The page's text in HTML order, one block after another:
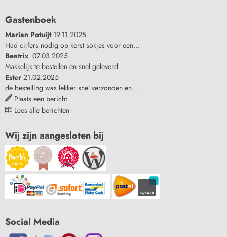
Gastenboek
Marian Potuijt 19.11.2025
Had cijfers nodig op kerst sokjes voor een...
Beatrix 07.03.2025
Makkelijk te bestellen en snel geleverd
Ester 21.02.2025
de bestelling was lekker snel verzonden en...
Plaats een bericht
Lees alle berichten
Wij zijn aangesloten bij
Social Media